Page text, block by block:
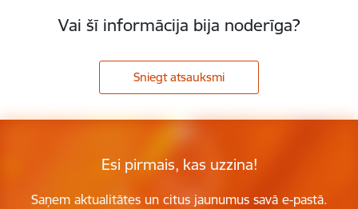
Vai šī informācija bija noderīga?
Sniegt atsauksmi
Esi pirmais, kas uzzina!
Saņem aktualitātes un citus jaunumus savā e-pastā.